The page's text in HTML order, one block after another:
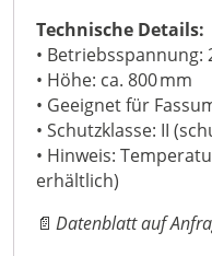
Technische Details:
• Betriebsspannung:
• Höhe: ca. 800 mm
• Geeignet für
• Schutzklasse: II
• Hinweis:
erhältlich)
📄 Datenblatt auf